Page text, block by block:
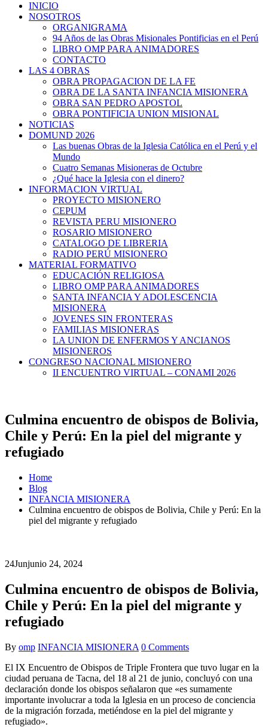
INICIO
NOSOTROS
ORGANIGRAMA
94 Años de las Obras Misionales Pontificias en el Perú
LIBRO OMP PARA ANIMADORES
CONTACTO
LAS 4 OBRAS
OBRA PROPAGACION DE LA FE
OBRA DE LA SANTA INFANCIA MISIONERA
OBRA SAN PEDRO APOSTOL
OBRA PONTIFICIA UNION MISIONAL
NOTICIAS
DOMUND 2026
Las buenas Obras de la Iglesia Católica en el Perú y el
Mundo
Cuatro Semanas Misioneras de Octubre
¿Qué hace la Iglesia con el dinero?
INFORMACION VIRTUAL
PROYECTO MISIONERO
CEPUM
REVISTA PERU MISIONERO
ROSARIO MISIONERO
CATALOGO DE LIBRERIA
RADIO PERÚ MISIONERO
MATERIAL FORMATIVO
EDUCACIÓN RELIGIOSA
LIBRO OMP PARA ANIMADORES
SANTA INFANCIA Y ADOLESCENCIA
MISIONERA
JOVENES SIN FRONTERAS
FAMILIAS MISIONERAS
LA UNION DE ENFERMOS Y ANCIANOS
MISIONEROS
CONGRESO NACIONAL MISIONERO
II ENCUENTRO VIRTUAL – CONAMI 2026
Culmina encuentro de obispos de Bolivia,
Chile y Perú: En la piel del migrante y
refugiado
Home
Blog
INFANCIA MISIONERA
Culmina encuentro de obispos de Bolivia, Chile y Perú: En la
piel del migrante y refugiado
24Junjunio 24, 2024
Culmina encuentro de obispos de Bolivia,
Chile y Perú: En la piel del migrante y
refugiado
By omp INFANCIA MISIONERA 0 Comments
El IX Encuentro de Obispos de Triple Frontera que tuvo lugar en la
ciudad peruana de Tacna, del 18 al 21 de junio, concluyó con una
declaración donde los obispos señalaron que «es sumamente
importante involucrar a toda la Iglesia en un proceso de conciencia
de la migración forzada, metiéndose en la piel del migrante y
refugiado».